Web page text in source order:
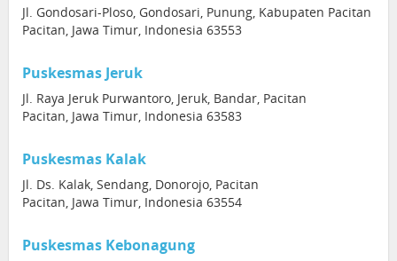
Jl. Gondosari-Ploso, Gondosari, Punung, Kabupaten Pacitan
Pacitan, Jawa Timur, Indonesia 63553
Puskesmas Jeruk
Jl. Raya Jeruk Purwantoro, Jeruk, Bandar, Pacitan
Pacitan, Jawa Timur, Indonesia 63583
Puskesmas Kalak
Jl. Ds. Kalak, Sendang, Donorojo, Pacitan
Pacitan, Jawa Timur, Indonesia 63554
Puskesmas Kebonagung